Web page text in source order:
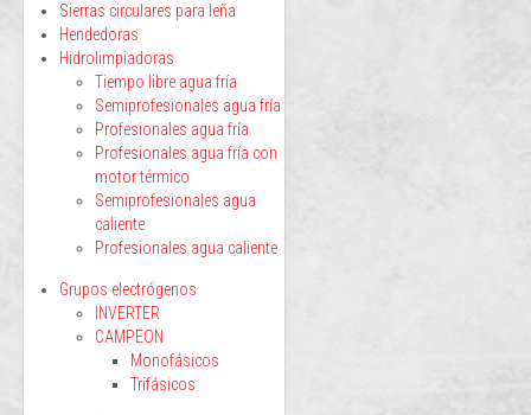
Sierras circulares para leña
Hendedoras
Hidrolimpiadoras
Tiempo libre agua fría
Semiprofesionales agua fría
Profesionales agua fría
Profesionales agua fría con
motor térmico
Semiprofesionales agua
caliente
Profesionales agua caliente
Grupos electrógenos
INVERTER
CAMPEON
Monofásicos
Trifásicos